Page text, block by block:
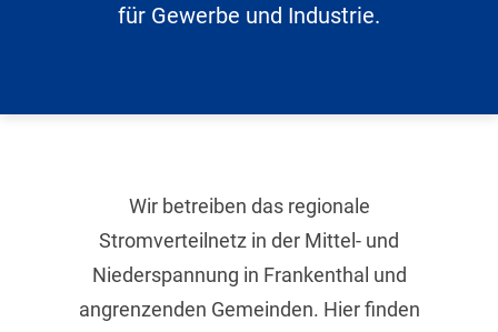
für Gewerbe und Industrie.
Wir betreiben das regionale
Stromverteilnetz in der Mittel- und
Niederspannung in Frankenthal und
angrenzenden Gemeinden. Hier finden
Großer Mauszeiger
Links unterstreichen
Hoher Kontrast